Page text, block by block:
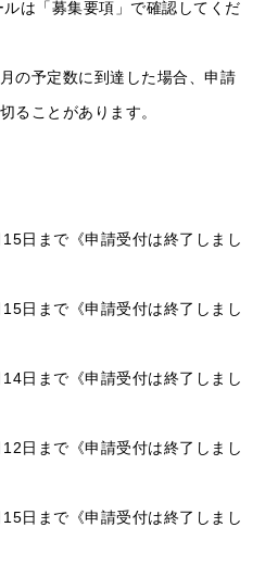
は「募集要項」で確認してくだ
の予定数に到達した場合、申請
ることがあります。
日まで《申請受付は終了しまし
日まで《申請受付は終了しまし
日まで《申請受付は終了しまし
日まで《申請受付は終了しまし
日まで《申請受付は終了しまし